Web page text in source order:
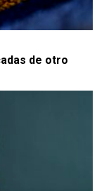
de otro